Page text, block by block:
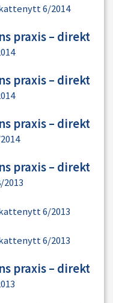
6/2014
praxis – direkt
praxis – direkt
praxis – direkt
praxis – direkt
6/2013
6/2013
praxis – direkt